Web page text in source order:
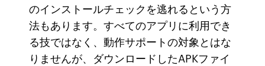
のインストールチェックを逃れるという方
法もあります。すべてのアプリに利用でき
る技ではなく、動作サポートの対象とはな
りませんが、ダウンロードしたAPKファイ